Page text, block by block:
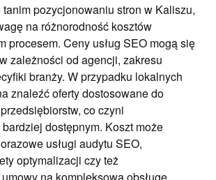
pozycjonowaniu stron w Kaliszu,
na różnorodność kosztów
procesem. Ceny usług SEO mogą się
zależności od agencji, zakresu
branży. W przypadku lokalnych
znaleźć oferty dostosowane do
co czyni
dostępnym. Koszt może
usługi audytu SEO,
optymalizacji czy też
na kompleksową obsługę.